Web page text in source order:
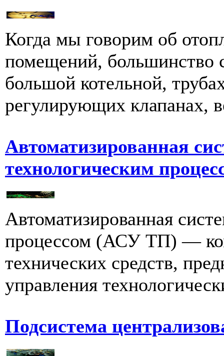
Когда мы говорим об
помещений, большинство
большой котельной,
регулирующих клапанах,
Автоматизированная
технологическим
Автоматизированная
процессом (АСУ ТП) —
технических средств,
управления
Подсистема